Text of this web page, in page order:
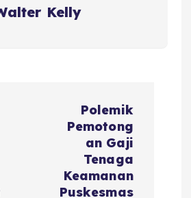
Kelly
Polemik
Pemotong
an Gaji
Tenaga
Keamanan
Puskesmas